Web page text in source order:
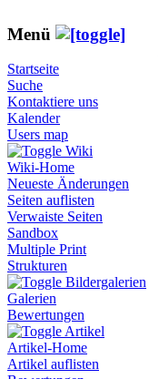
Menü
Startseite
Suche
Kontaktiere uns
Kalender
Users map
Wiki
Wiki-Home
Neueste Änderungen
Seiten auflisten
Verwaiste Seiten
Sandbox
Multiple Print
Strukturen
Bildergalerien
Galerien
Bewertungen
Artikel
Artikel-Home
Artikel auflisten